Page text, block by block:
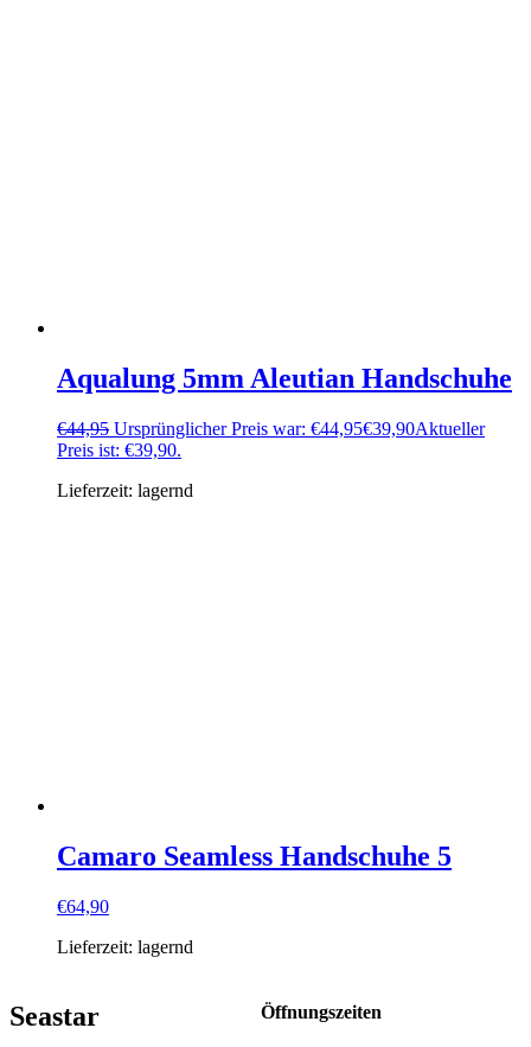
Aqualung 5mm Aleutian Handschuhe
€44,95 Ursprünglicher Preis war: €44,95€39,90Aktueller
Preis ist: €39,90.
Lieferzeit: lagernd
Camaro Seamless Handschuhe 5
€64,90
Lieferzeit: lagernd
Seastar Öffnungszeiten